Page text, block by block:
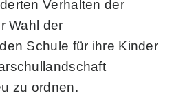
Verhalten der
Wahl der
Schule für ihre Kinder
zu ordnen.